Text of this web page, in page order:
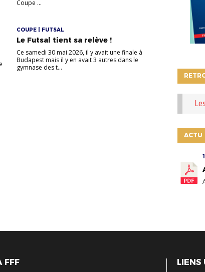
Coupe ...
COUPE | FUTSAL
Le Futsal tient sa relève !
Ce samedi 30 mai 2026, il y avait une finale à
Budapest mais il y en avait 3 autres dans le
gymnase des t...
ACTU
FFF LIENS